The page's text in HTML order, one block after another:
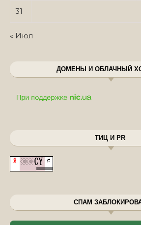
31
« Июл
ДОМЕНЫ И ОБЛАЧНЫЙ
ТИЦ И PR
СПАМ